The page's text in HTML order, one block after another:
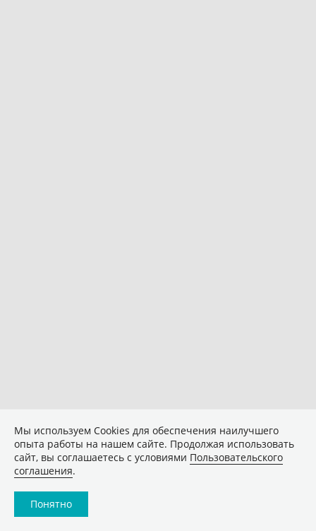
Мы используем Сookies для обеспечения наилучшего
опыта работы на нашем сайте. Продолжая использовать
сайт, вы соглашаетесь с условиями Пользовательского
соглашения.
Понятно